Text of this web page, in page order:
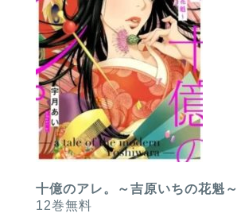
十億のアレ。～吉原いちの花魁～
12巻無料